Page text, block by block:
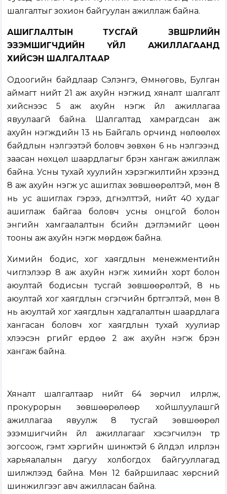
шалгалтыг зохион байгуулан ажиллаж байна.
АШИГЛАЛТЫН ТУСГАЙ ЗӨВШӨӨРӨЛИЙН
ЭЗЭМШИГЧДИЙН ҮЙЛ АЖИЛЛАГААНД
ХИЙСЭН ШАЛГАЛТААР
Одоогийн байдлаар Сэлэнгэ, Өмнөговь, Булган
аймагт нийт 21 аж ахуйн нэгжид хяналт шалгалт
хийснээс 5 аж ахуйн нэгж үйл ажиллагаа
явуулаагүй байна. Шалгалтад хамрагдсан аж
ахуйн нэгжүүдийн 13 нь Байгаль орчинд нөлөөлөх
байдлын үнэлгээтэй боловч зөвхөн 6 нь үнэлгээнд
заасан нөхцөл шаардлагыг бүрэн хангаж ажиллаж
байна. Усны тухай хуулийн хэрэгжилтийн хүрээнд
8 аж ахуйн нэгж ус ашиглах зөвшөөрөлтэй, мөн 8
нь ус ашиглах гэрээ, дүгнэлттэй, нийт 40 худаг
ашиглаж байгаа боловч усны онцгой болон
энгийн хамгаалалтын бүсийн дэглэмийг цөөн
тооны аж ахуйн нэгж мөрдөж байна.
Химийн бодис, хог хаягдлын менежментийн
чиглэлээр 8 аж ахуйн нэгж химийн хорт болон
аюултай бодисын тусгай зөвшөөрөлтэй, 8 нь
аюултай хог хаягдлын үүсгэгчийн бүртгэлтэй, мөн 8
нь аюултай хог хаягдлын хадгалалтын шаардлага
хангасан боловч хог хаягдлын тухай хуулиар
хүлээсэн үүргийг ердөө 2 аж ахуйн нэгж бүрэн
хангаж байна.
Хяналт шалгалтаар нийт 64 зөрчил илрүүлж,
прокурорын зөвшөөрөлөөр хойшлуулашгүй
ажиллагаа явуулж 8 тусгай зөвшөөрөл
эзэмшигчийн үйл ажиллагааг хэсэгчилэн түр
зогсоож, гэмт хэргийн шинжтэй 6 үйлдэл илрүүлэн
харьяалалын дагуу холбогдох байгууллагад
шилжүүлээд байна. Мөн 12 байршилаас хөрсний
шинжилгээг авч ажилласан байна.